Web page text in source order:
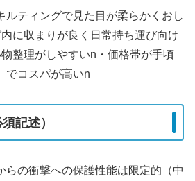
ルティングで見た目が柔らかくおし
に収まりが良く日常持ち運び向け
整理がしやすいn・価格帯が手頃
でコスパが高いn
記述）
らの衝撃への保護性能は限定的（中